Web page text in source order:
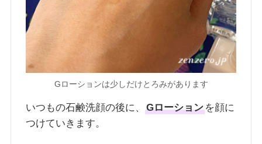
Gローションは少しだけとろみがあります
いつもの石鹸洗顔の後に、Gローションを顔に
つけていきます。